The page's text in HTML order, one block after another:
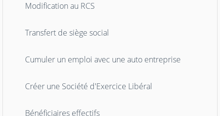
Modification au RCS
Transfert de siège social
Cumuler un emploi avec une auto entreprise
Créer une Société d'Exercice Libéral
Bénéficiaires effectifs